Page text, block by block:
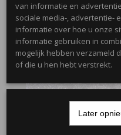
van informatie en
sociale media-, advertentie-
informatie over hoe u onze
informatie gebruiken in
mogelijk hebben verzameld
of die u hen hebt verstrekt.
Later